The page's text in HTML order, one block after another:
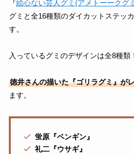
『絵心ない芸人グミ(アメトーークグ
グミと全16種類のダイカットステッ
す。
入っているグミのデザインは全8種類
徳井さんの描いた『ゴリラグミ』が
ます。
蛍原『ペンギン』
礼二『ウサギ』